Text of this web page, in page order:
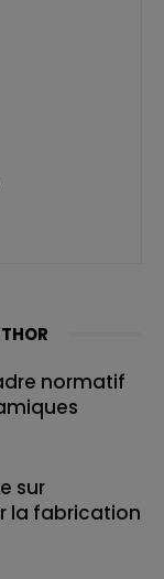
normatif
sur
la fabrication